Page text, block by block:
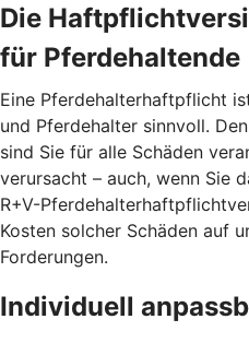
Die
für Pferdehaltende
Eine Pferdehalterhaftpflicht
und Pferdehalter sinnvoll.
sind Sie für alle Schäden
verursacht – auch, wenn Sie
R+V-
Kosten solcher Schäden auf
Forderungen.
Individuell